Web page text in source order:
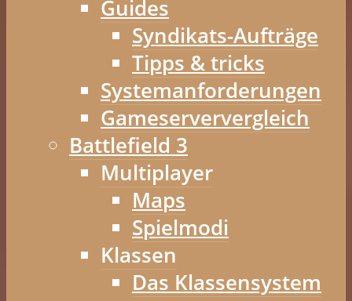
Guides
Syndikats-Aufträge
Tipps & tricks
Systemanforderungen
Gameserververgleich
Battlefield 3
Multiplayer
Maps
Spielmodi
Klassen
Das Klassensystem